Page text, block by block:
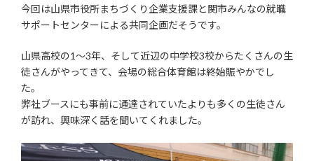
今回は山県市役所まちづくり企業支援課と関市みんなの就職
サポートセンターによる共同企画だそうです。
山県高校の1～3年、そして近辺の中学校3校からたくさんの生
徒さんがやってきて、会場の総合体育館は終始賑やかでし
た。
弊社ブースにも事前に通達されていたよりも多くの生徒さん
が訪れ、興味深く話を聞いてくれました。